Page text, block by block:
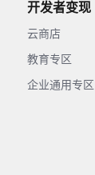
开发者变现
云商店
教育专区
企业通用专区